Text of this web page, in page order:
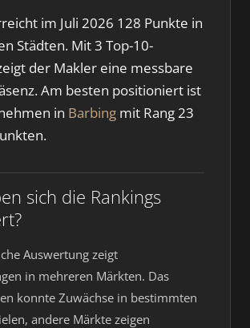
im Juli 2026 128 Punkte in
Städten. Mit 3 Top-10-
der Makler eine messbare
Am besten positioniert ist
in Barbing mit Rang 23
sich die Rankings
Auswertung zeigt
in mehreren Märkten. Das
konnte Zuwächse in bestimmten
andere Märkte zeigen